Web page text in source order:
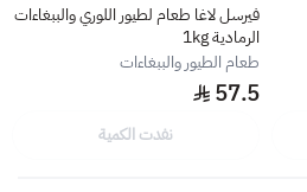
فيرسل لاغا طعام لطيور اللوري والببغاءات
الرمادية 1kg
طعام الطيور والببغاءات
57.5
نفدت الكمية